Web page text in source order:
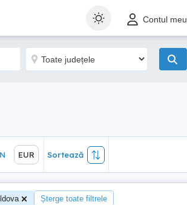
Contul meu
EUR Sortează
Șterge toate filtrele